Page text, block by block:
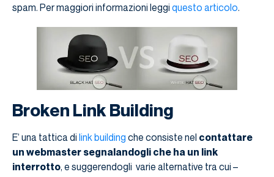
spam. Per maggiori informazioni leggi questo articolo.
Broken Link Building
E’ una tattica di link building che consiste nel contattare
un webmaster segnalandogli che ha un link
interrotto, e suggerendogli varie alternative tra cui –